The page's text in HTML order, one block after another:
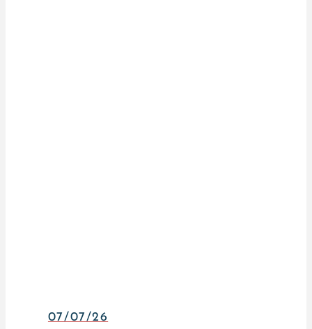
07/07/26